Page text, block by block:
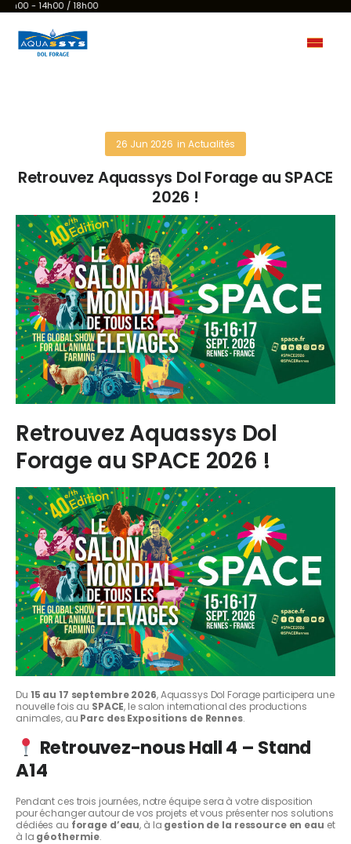
14h00 / 18h00
26 Jun 2026 in Actualités
Retrouvez Aquassys Dol Forage au SPACE
2026 !
Retrouvez Aquassys Dol
Forage au SPACE 2026 !
Du 15 au 17 septembre 2026, Aquassys Dol Forage participera une
nouvelle fois au SPACE, le salon international des productions
animales, au Parc des Expositions de Rennes.
Retrouvez-nous Hall 4 – Stand
A14
Pendant ces trois journées, notre équipe sera à votre disposition
pour échanger autour de vos projets et vous présenter nos solutions
dédiées au forage d’eau, à la gestion de la ressource en eau et
à la géothermie.